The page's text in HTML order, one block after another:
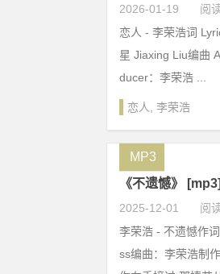
2026-01-19 阅
恋人 - 李荣浩词
星 Jiaxing Liu编曲
ducer：李荣浩 ...
恋人 李荣浩
《不遗憾》
2025-12-01 阅
MP3
李荣浩 - 不遗憾作
ss编曲：李荣浩制